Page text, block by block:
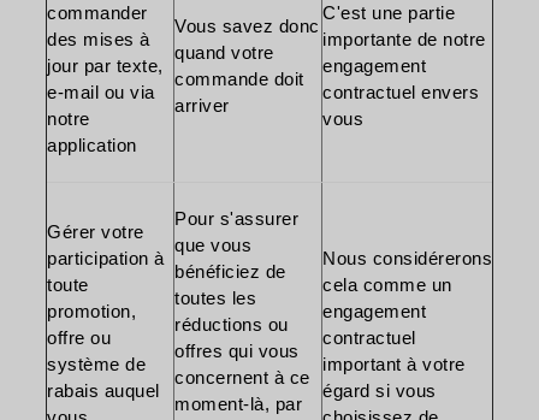
commander
des mises à
jour par texte,
e-mail ou via
notre
application
Vous savez donc
quand votre
commande doit
arriver
C'est une partie
importante de notre
engagement
contractuel envers
vous
Gérer votre
participation à
toute
promotion,
offre ou
système de
rabais auquel
Pour s'assurer
que vous
bénéficiez de
toutes les
réductions ou
offres qui vous
concernent à ce
moment-là, par
Nous considérerons
cela comme un
engagement
contractuel
important à votre
égard si vous